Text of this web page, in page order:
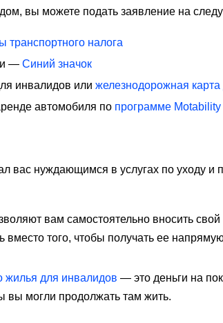
вы можете подать заявление на
транспортного налога
— Синий значок
инвалидов или железнодорожная
автомобиля по программе Motability
вас нуждающимся в услугах по уходу и
вам самостоятельно вносить свой
вместо того, чтобы получать ее
жилья для инвалидов — это деньги на
вы могли продолжать там жить.